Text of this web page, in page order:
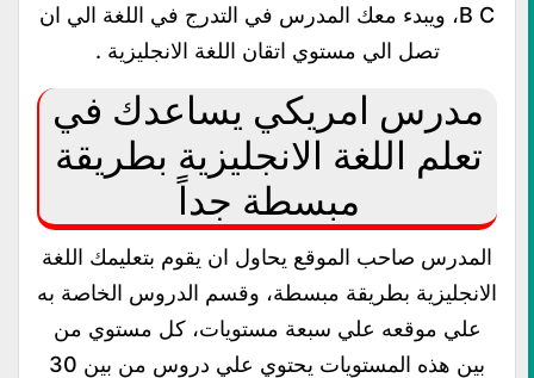
B C، ويبدء معك المدرس في التدرج في اللغة الي ان
تصل الي مستوي اتقان اللغة الانجليزية .
مدرس امريكي يساعدك في
تعلم اللغة الانجليزية بطريقة
مبسطة جداً
المدرس صاحب الموقع يحاول ان يقوم بتعليمك اللغة
الانجليزية بطريقة مبسطة، وقسم الدروس الخاصة به
علي موقعه علي سبعة مستويات، كل مستوي من
بين هذه المستويات يحتوي علي دروس من بين 30